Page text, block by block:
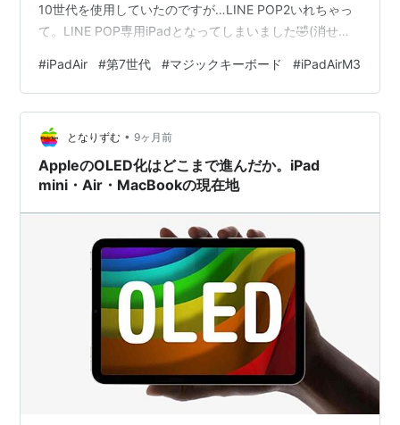
10世代を使用していたのですが…LINE POP2いれちゃっ
て。LINE POP専用iPadとなってしまいました🤣(消せば
けどね。どうもiPadに愛着が持てなくて…😓 ちょうど、
単身赴任中の旦那の古いiPadも壊れたらしいので無印は
旦那にあげて。(旦那は動画見る用)初めてのiPadAir購入
しましたー🥰✨✨✨ 購入したのは、iPadAir(126GB) M3チ
ップ搭載の11インチモデ…
#iPadAir #第7世代 #マジックキーボード #iPadAirM3
となりずむ • 9ヶ月前
AppleのOLED化はどこまで進んだか。iPad
mini・Air・MacBookの現在地